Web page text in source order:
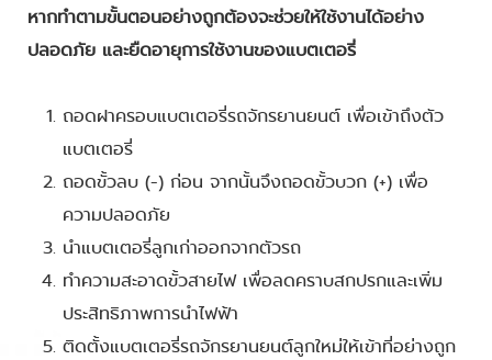
หากทำตามขั้นตอนอย่างถูกต้องจะช่วยให้ใช้งานได้อย่าง
ปลอดภัย และยืดอายุการใช้งานของแบตเตอรี่
ถอดฝาครอบแบตเตอรี่รถจักรยานยนต์ เพื่อเข้าถึงตัว
แบตเตอรี่
ถอดขั้วลบ (-) ก่อน จากนั้นจึงถอดขั้วบวก (+) เพื่อ
ความปลอดภัย
นำแบตเตอรี่ลูกเก่าออกจากตัวรถ
ทำความสะอาดขั้วสายไฟ เพื่อลดคราบสกปรกและเพิ่ม
ประสิทธิภาพการนำไฟฟ้า
ติดตั้งแบตเตอรี่รถจักรยานยนต์ลูกใหม่ให้เข้าที่อย่างถูก